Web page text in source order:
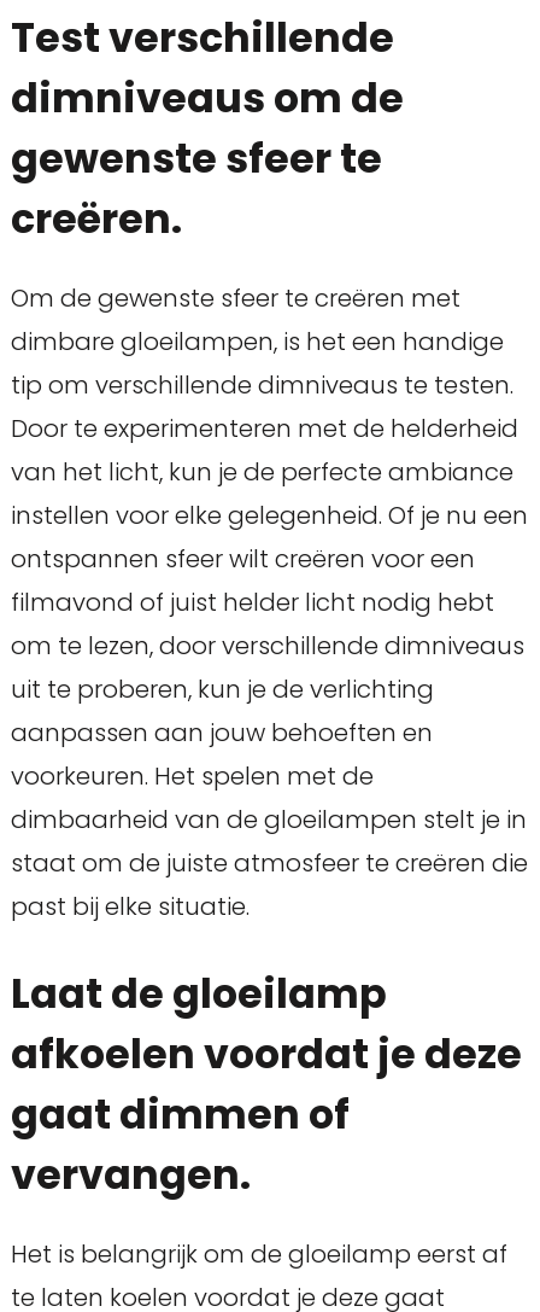
Test verschillende
dimniveaus om de
gewenste sfeer te
creëren.
Om de gewenste sfeer te creëren met
dimbare gloeilampen, is het een handige
tip om verschillende dimniveaus te testen.
Door te experimenteren met de helderheid
van het licht, kun je de perfecte ambiance
instellen voor elke gelegenheid. Of je nu een
ontspannen sfeer wilt creëren voor een
filmavond of juist helder licht nodig hebt
om te lezen, door verschillende dimniveaus
uit te proberen, kun je de verlichting
aanpassen aan jouw behoeften en
voorkeuren. Het spelen met de
dimbaarheid van de gloeilampen stelt je in
staat om de juiste atmosfeer te creëren die
past bij elke situatie.
Laat de gloeilamp
afkoelen voordat je deze
gaat dimmen of
vervangen.
Het is belangrijk om de gloeilamp eerst af
te laten koelen voordat je deze gaat